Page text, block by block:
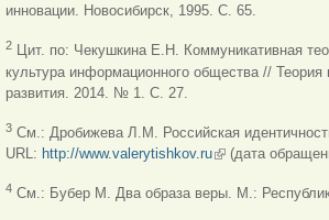
инновации. Новосибирск, 1995. С. 65.
2 Цит. по: Чекушкина Е.Н. Коммуникативная
культура информационного общества // Теория
развития. 2014. № 1. С. 27.
3 См.: Дробижева Л.М. Российская
URL: http://www.valerytishkov.ru(внешняя
(дата
4 См.: Бубер М. Два образа веры. М.: